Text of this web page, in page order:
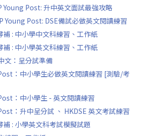
Young Post: 升中英文面試最強攻略
Young Post: DSE備試必做英文閱讀練習
: 中小學中文科練習、工作紙
: 中小學英文科練習、工作紙
文：呈分試準備
：中小學生必做英文閱讀練習 [測驗/考
：中小學生 - 英文閱讀練習
：升中呈分試 、 HKDSE 英文考試練習
: 小學英文科考試模擬試題